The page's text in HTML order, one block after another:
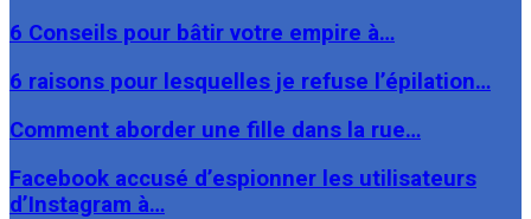
6 Conseils pour bâtir votre empire à…
6 raisons pour lesquelles je refuse l’épilation…
Comment aborder une fille dans la rue…
Facebook accusé d’espionner les utilisateurs
d’Instagram à…